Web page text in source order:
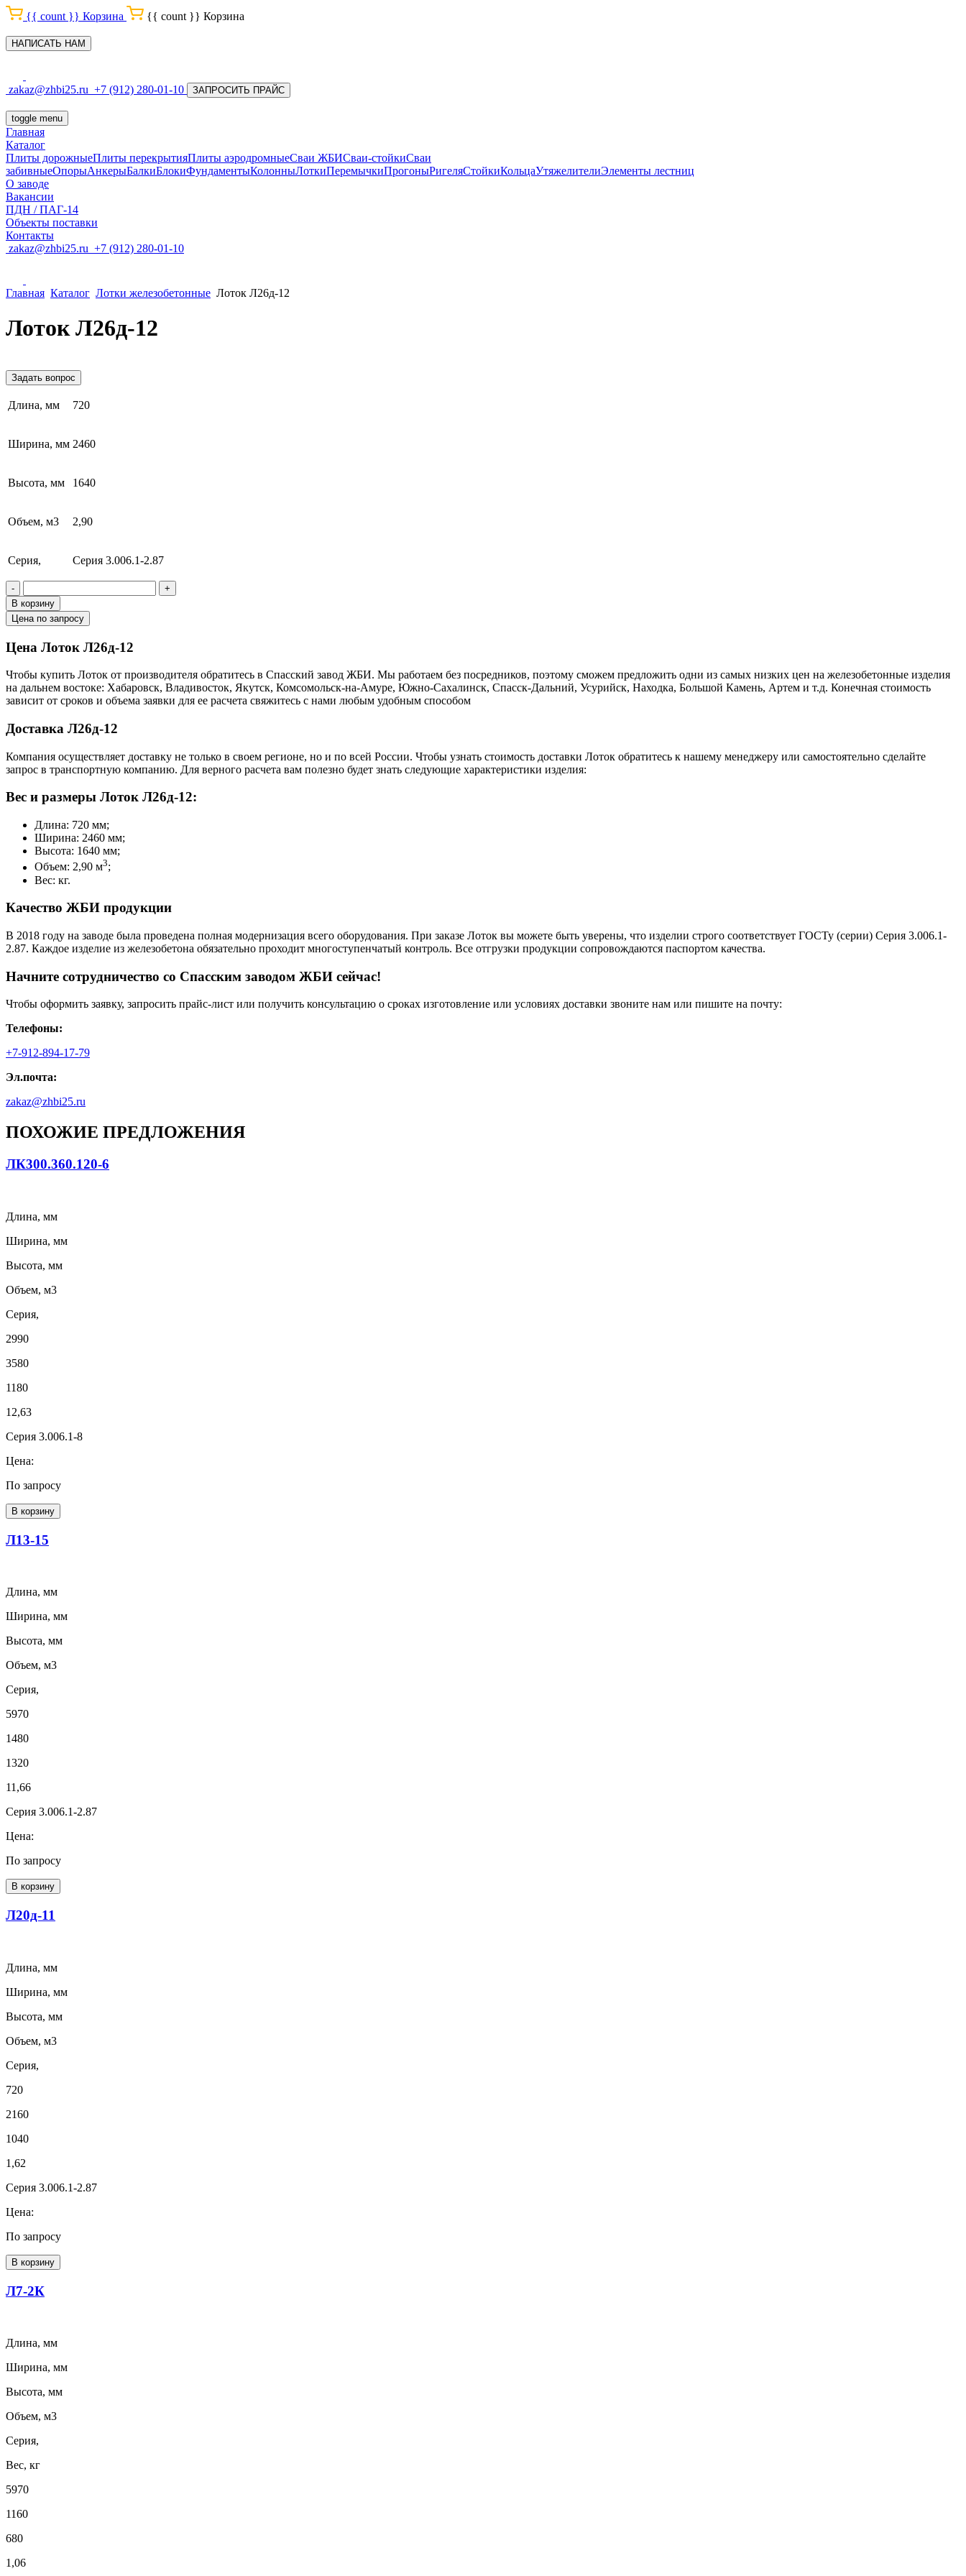
{{ count }} Корзина {{ count }} Корзина
НАПИСАТЬ НАМ
zakaz@zhbi25.ru +7 (912) 280-01-10 ЗАПРОСИТЬ ПРАЙС
toggle menu
Главная
Каталог
Плиты дорожныеПлиты перекрытияПлиты аэродромныеСваи ЖБИСваи-стойкиСваи
забивныеОпорыАнкерыБалкиБлокиФундаментыКолонныЛоткиПеремычкиПрогоныРигеляСтойкиКольцаУтяжелителиЭлементы лестниц
О заводе
Вакансии
ПДН / ПАГ-14
Объекты поставки
Контакты
zakaz@zhbi25.ru +7 (912) 280-01-10
Главная Каталог Лотки железобетонные Лоток Л26д-12
Лоток Л26д-12
Задать вопрос
Длина, мм 720
Ширина, мм 2460
Высота, мм 1640
Объем, м3 2,90
Серия, Серия 3.006.1-2.87
-
+
В корзину
Цена по запросу
Цена Лоток Л26д-12
Чтобы купить Лоток от производителя обратитесь в Cпасский завод ЖБИ. Мы работаем без посредников, поэтому сможем предложить одни из самых низких цен на железобетонные изделия
на дальнем востоке: Хабаровск, Владивосток, Якутск, Комсомольск-на-Амуре, Южно-Сахалинск, Спасск-Дальний, Усурийск, Находка, Большой Камень, Артем и т.д. Конечная стоимость
зависит от сроков и объема заявки для ее расчета свяжитесь с нами любым удобным способом
Доставка Л26д-12
Компания осуществляет доставку не только в своем регионе, но и по всей России. Чтобы узнать стоимость доставки Лоток обратитесь к нашему менеджеру или самостоятельно сделайте
запрос в транспортную компанию. Для верного расчета вам полезно будет знать следующие характеристики изделия:
Вес и размеры Лоток Л26д-12:
Длина: 720 мм;
Ширина: 2460 мм;
Высота: 1640 мм;
Объем: 2,90 м3;
Вес: кг.
Качество ЖБИ продукции
В 2018 году на заводе была проведена полная модернизация всего оборудования. При заказе Лоток вы можете быть уверены, что изделии строго соответствует ГОСТу (серии) Серия 3.006.1-
2.87. Каждое изделие из железобетона обязательно проходит многоступенчатый контроль. Все отгрузки продукции сопровождаются паспортом качества.
Начните сотрудничество со Cпасским заводом ЖБИ сейчас!
Чтобы оформить заявку, запросить прайс-лист или получить консультацию о сроках изготовление или условиях доставки звоните нам или пишите на почту:
Телефоны:
+7-912-894-17-79
Эл.почта:
zakaz@zhbi25.ru
ПОХОЖИЕ ПРЕДЛОЖЕНИЯ
ЛК300.360.120-6
Длина, мм
Ширина, мм
Высота, мм
Объем, м3
Серия,
2990
3580
1180
12,63
Серия 3.006.1-8
Цена:
По запросу
В корзину
Л13-15
Длина, мм
Ширина, мм
Высота, мм
Объем, м3
Серия,
5970
1480
1320
11,66
Серия 3.006.1-2.87
Цена:
По запросу
В корзину
Л20д-11
Длина, мм
Ширина, мм
Высота, мм
Объем, м3
Серия,
720
2160
1040
1,62
Серия 3.006.1-2.87
Цена:
По запросу
В корзину
Л7-2К
Длина, мм
Ширина, мм
Высота, мм
Объем, м3
Серия,
Вес, кг
5970
1160
680
1,06